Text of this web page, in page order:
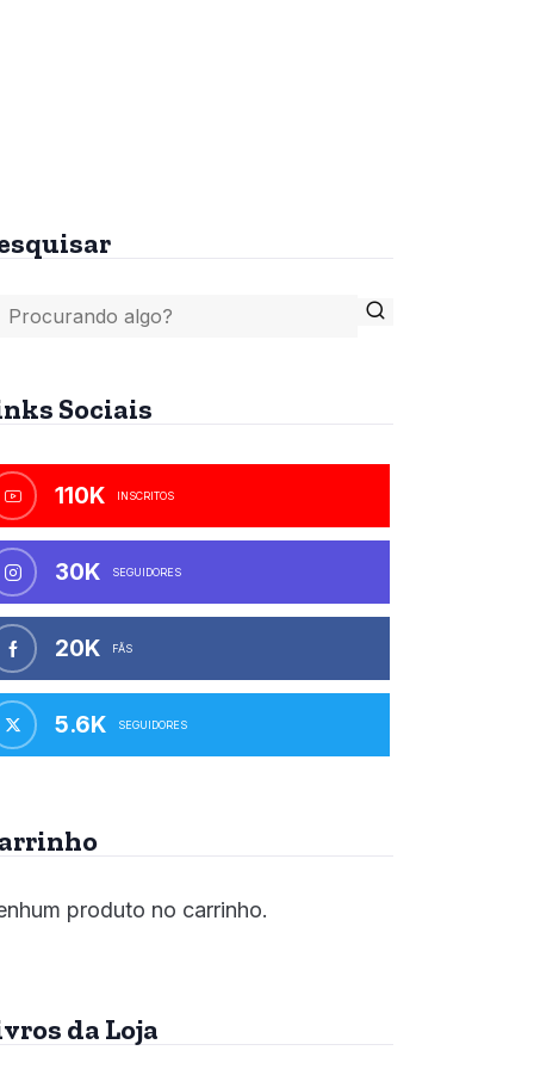
Sociais
110K INSCRITOS
30K SEGUIDORES
20K FÃS
5.6K SEGUIDORES
produto no carrinho.
da Loja